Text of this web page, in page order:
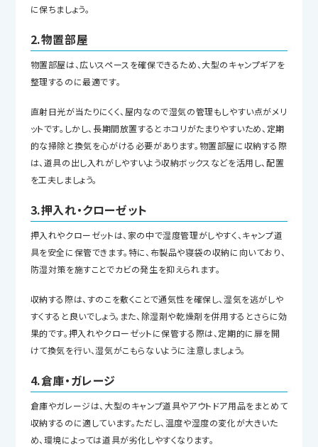
に保ちましょう。
2.物置部屋
物置部屋は、広いスペースを確保できるため、大型のキャンプギアを
整理するのに最適です。
直射日光が当たりにくく、屋内なので湿気の管理もしやすい点がメリ
ットです。しかし、長期間放置するとホコリがたまりやすいため、定期
的な掃除と換気を心がける必要があります。物置部屋に収納する際
は、道具の出し入れがしやすいよう収納ボックスなどを活用し、配置
を工夫しましょう。
3.押入れ・クローゼット
押入れやクローゼットは、家の中で湿度管理がしやすく、キャンプ道
具を安全に保管できます。特に、布製品や寝袋の収納に向いており、
防湿対策を施すことでカビの発生を抑えられます。
収納する際は、すのこを敷くことで通気性を確保し、湿気を逃がしや
すくすると良いでしょう。また、除湿剤や乾燥剤を併用するとさらに効
果的です。押入れやクローゼットに保管する際は、定期的に扉を開
けて換気を行い、湿気がこもらないように注意しましょう。
4.倉庫・ガレージ
倉庫やガレージは、大型のキャンプ道具やアウトドア用品をまとめて
収納するのに適しています。ただし、温度や湿度の変化が大きいた
め、環境によっては道具が劣化しやすくなります。